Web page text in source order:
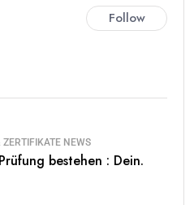
Follow
ZERTIFIKATE NEWS
bestehen : Dein.